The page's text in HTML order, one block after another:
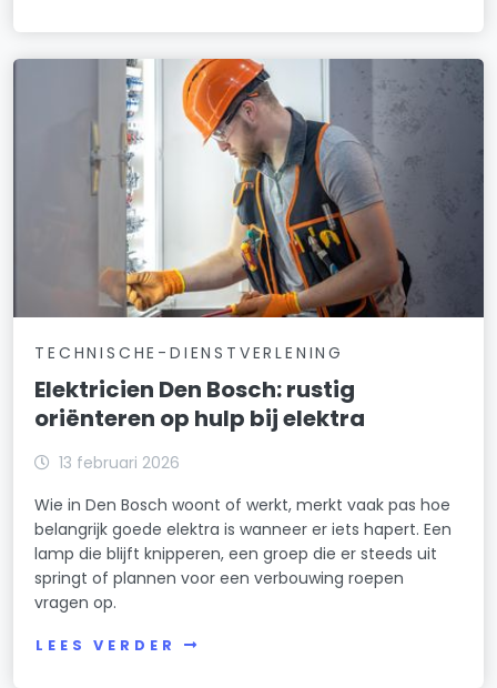
TECHNISCHE-DIENSTVERLENING
Elektricien Den Bosch: rustig
oriënteren op hulp bij elektra
13 februari 2026
Wie in Den Bosch woont of werkt, merkt vaak pas hoe
belangrijk goede elektra is wanneer er iets hapert. Een
lamp die blijft knipperen, een groep die er steeds uit
springt of plannen voor een verbouwing roepen
vragen op.
LEES VERDER